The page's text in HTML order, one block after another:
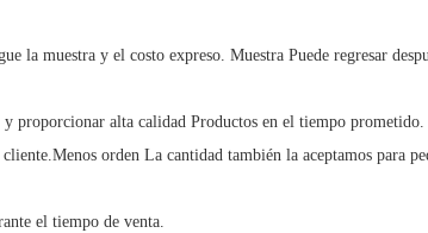
la muestra y el costo expreso. Muestra Puede regresar
y proporcionar alta calidad Productos en el tiempo prometido.
Menos orden La cantidad también la aceptamos para
el tiempo de venta.